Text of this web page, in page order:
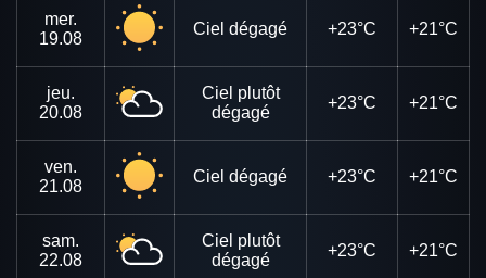
mer.
19.08
Ciel dégagé +23°C +21°C
jeu.
20.08
Ciel plutôt
dégagé
+23°C +21°C
ven.
21.08
Ciel dégagé +23°C +21°C
sam.
22.08
Ciel plutôt
dégagé
+23°C +21°C